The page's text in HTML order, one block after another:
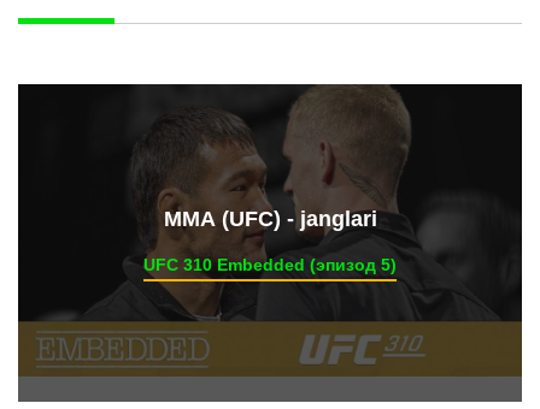
ММА (UFC) - janglari
UFC 310 Embedded (эпизод 5)